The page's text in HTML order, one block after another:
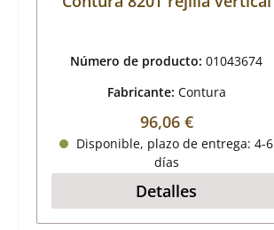
Número de producto: 01043674
Fabricante: Contura
Precio normal:
96,06 €
Disponible, plazo de entrega: 4-6
días
Detalles